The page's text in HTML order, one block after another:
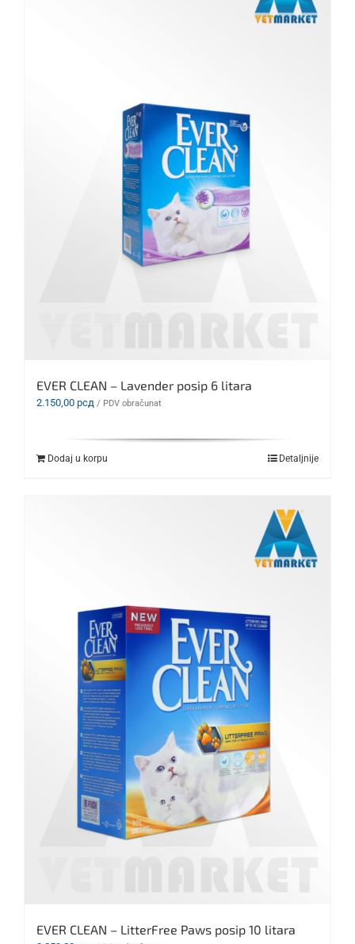
EVER CLEAN – Lavender posip 6 litara
2.150,00 рсд / PDV obračunat
Dodaj u korpu Detaljnije
EVER CLEAN – LitterFree Paws posip 10 litara